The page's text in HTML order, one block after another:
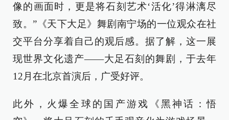
像的画面时，更是将石刻艺术‘活化’得淋漓尽
致。”《天下大足》舞剧南宁场的一位观众在社
交平台分享着自己的观后感。据了解，这一展
现世界文化遗产——大足石刻的舞剧，于去年
12月在北京首演后，广受好评。
此外，火爆全球的国产游戏《黑神话：悟